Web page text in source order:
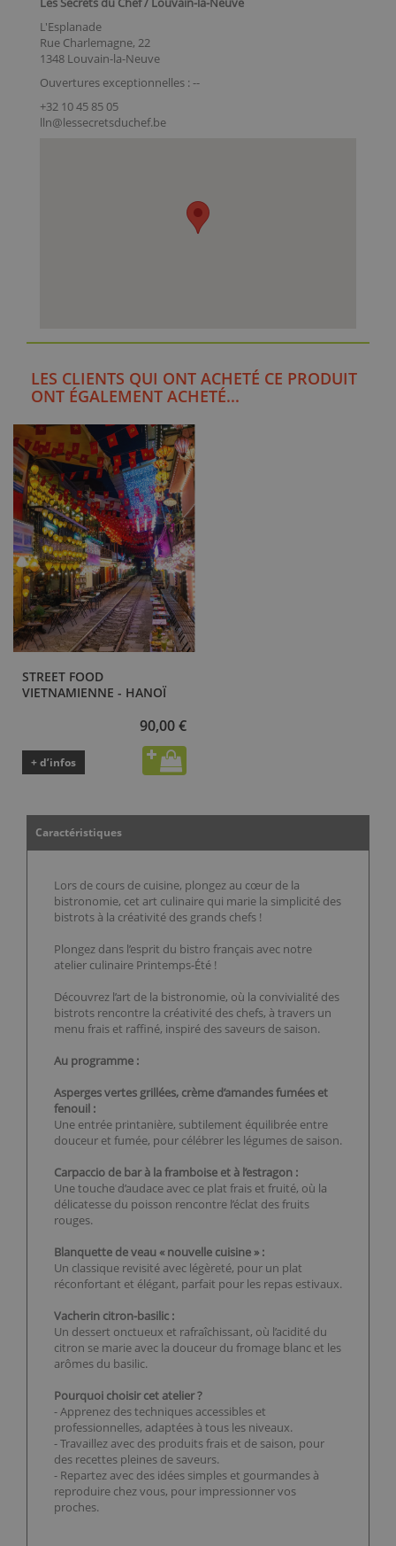
L'Esplanade
Rue Charlemagne, 22
1348 Louvain-la-Neuve
Ouvertures exceptionnelles : --
+32 10 45 85 05
lln@lessecretsduchef.be
LES CLIENTS QUI ONT ACHETÉ CE PRODUIT
ONT ÉGALEMENT ACHETÉ...
STREET FOOD
VIETNAMIENNE - HANOÏ
90,00 €
+ d’infos
Caractéristiques
Lors de cours de cuisine, plongez au cœur de la
bistronomie, cet art culinaire qui marie la simplicité des
bistrots à la créativité des grands chefs !
Plongez dans l’esprit du bistro français avec notre
atelier culinaire Printemps-Été !
Découvrez l’art de la bistronomie, où la convivialité des
bistrots rencontre la créativité des chefs, à travers un
menu frais et raffiné, inspiré des saveurs de saison.
Au programme :
Asperges vertes grillées, crème d’amandes fumées et
fenouil :
Une entrée printanière, subtilement équilibrée entre
douceur et fumée, pour célébrer les légumes de saison.
Carpaccio de bar à la framboise et à l’estragon :
Une touche d’audace avec ce plat frais et fruité, où la
délicatesse du poisson rencontre l’éclat des fruits
rouges.
Blanquette de veau « nouvelle cuisine » :
Un classique revisité avec légèreté, pour un plat
réconfortant et élégant, parfait pour les repas estivaux.
Vacherin citron-basilic :
Un dessert onctueux et rafraîchissant, où l’acidité du
citron se marie avec la douceur du fromage blanc et les
arômes du basilic.
Pourquoi choisir cet atelier ?
- Apprenez des techniques accessibles et
professionnelles, adaptées à tous les niveaux.
- Travaillez avec des produits frais et de saison, pour
des recettes pleines de saveurs.
- Repartez avec des idées simples et gourmandes à
reproduire chez vous, pour impressionner vos
proches.